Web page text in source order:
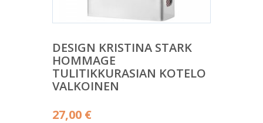
DESIGN KRISTINA STARK
HOMMAGE
TULITIKKURASIAN KOTELO
VALKOINEN
27,00 €